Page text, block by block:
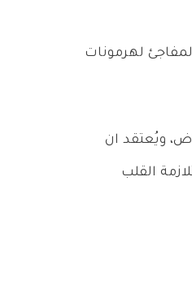
لهرمونات
ويُعتقد ان
القلب